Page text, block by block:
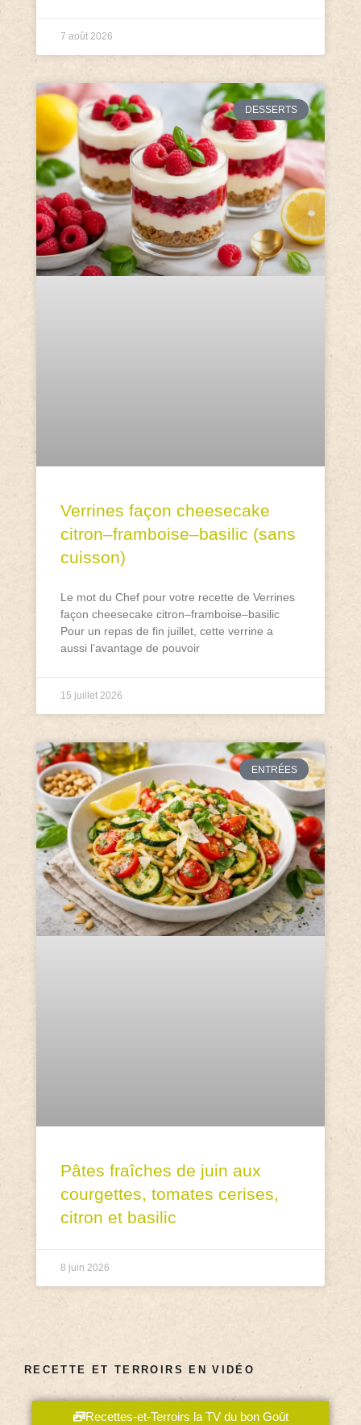
7 août 2026
DESSERTS
Verrines façon cheesecake
citron–framboise–basilic (sans
cuisson)
Le mot du Chef pour votre recette de Verrines
façon cheesecake citron–framboise–basilic
Pour un repas de fin juillet, cette verrine a
aussi l’avantage de pouvoir
15 juillet 2026
ENTRÉES
Pâtes fraîches de juin aux
courgettes, tomates cerises,
citron et basilic
8 juin 2026
RECETTE ET TERROIRS EN VIDÉO
Recettes-et-Terroirs la TV du bon Goût